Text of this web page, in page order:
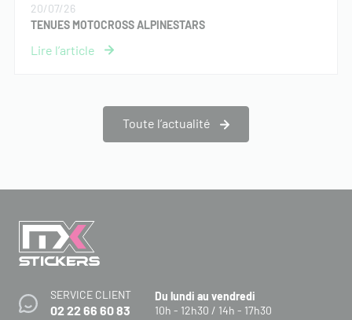
20/07/26
TENUES MOTOCROSS ALPINESTARS
Toute l’actualité
SERVICE CLIENT
02 22 66 60 83
Du lundi au vendredi
10h - 12h30 / 14h - 17h30